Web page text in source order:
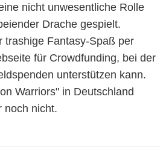
nicht unwesentliche Rolle
Drache gespielt.
trashige Fantasy-Spaß per
für Crowdfunding, bei der
unterstützen kann.
Warriors" in Deutschland
noch nicht.